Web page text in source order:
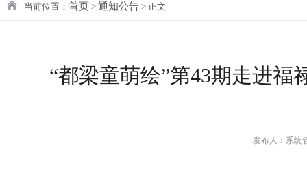
当前位置： 首页 > 通知公告 > 正文
“都梁童萌绘”第43期走进
发布人：系统